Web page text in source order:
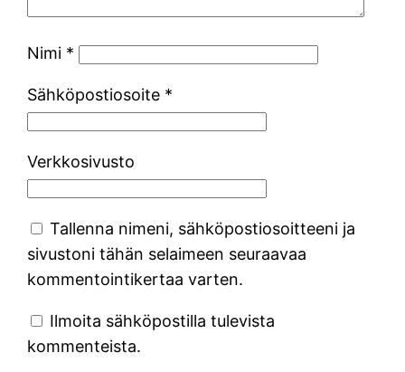
Nimi *
Sähköpostiosoite *
Verkkosivusto
Tallenna nimeni, sähköpostiosoitteeni ja
sivustoni tähän selaimeen seuraavaa
kommentointikertaa varten.
Ilmoita sähköpostilla tulevista
kommenteista.